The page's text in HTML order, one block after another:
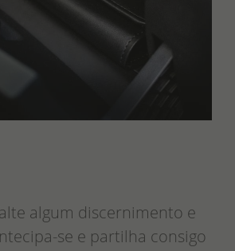
algum discernimento e
se e partilha consigo